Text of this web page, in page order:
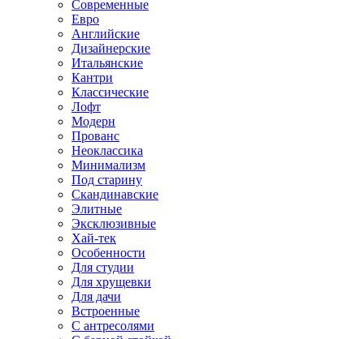
Современные
Евро
Английские
Дизайнерские
Итальянские
Кантри
Классические
Лофт
Модерн
Прованс
Неоклассика
Минимализм
Под старину
Скандинавские
Элитные
Эксклюзивные
Хай-тек
Особенности
Для студии
Для хрущевки
Для дачи
Встроенные
С антресолями